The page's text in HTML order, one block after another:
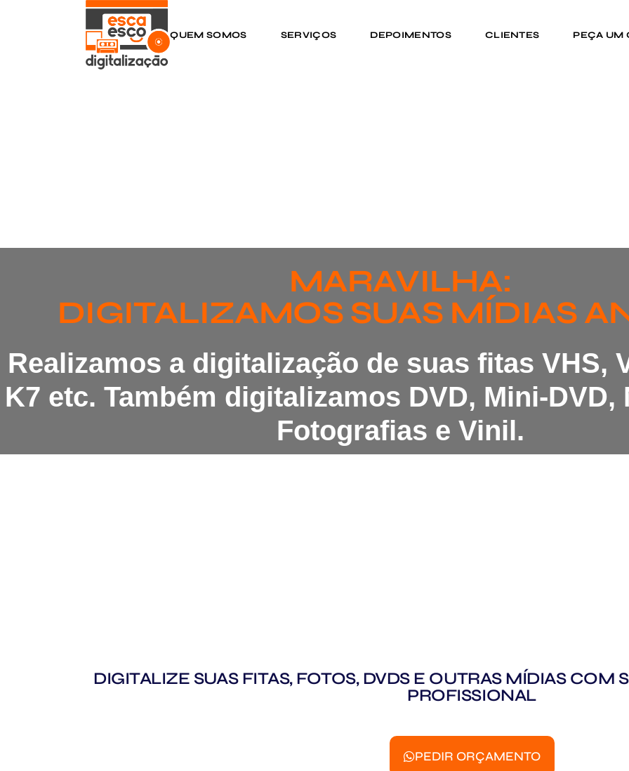
QUEM SOMOS SERVIÇOS DEPOIMENTOS CLIENTES PEÇA UM
MARAVILHA:
DIGITALIZAMOS SUAS MÍDIAS
Realizamos a digitalização de suas fitas VHS,
K7 etc. Também digitalizamos DVD, Mini-DVD,
Fotografias e Vinil.
DIGITALIZE SUAS FITAS, FOTOS, DVDS E OUTRAS MÍDIAS COM
PROFISSIONAL
PEDIR ORÇAMENTO